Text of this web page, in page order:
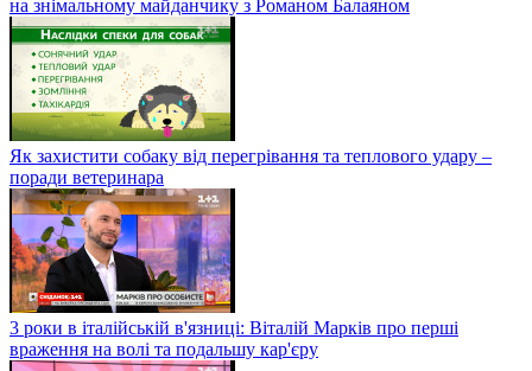
на знімальному майданчику з Романом Балаяном
Як захистити собаку від перегрівання та теплового удару –
поради ветеринара
3 роки в італійській в'язниці: Віталій Марків про перші
враження на волі та подальшу кар'єру